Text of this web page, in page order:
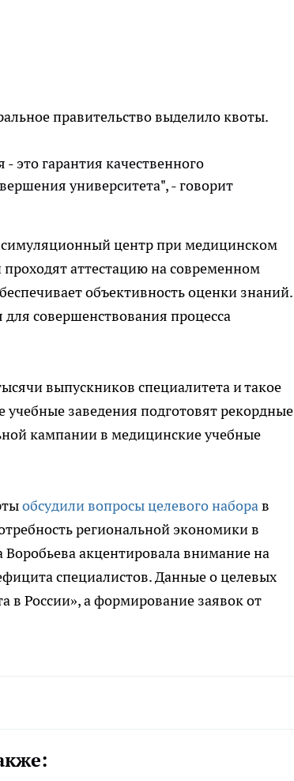
правительство выделило квоты.
это гарантия качественного
университета", - говорит
симуляционный центр при медицинском
аттестацию на современном
объективность оценки знаний.
совершенствования процесса
выпускников специалитета и такое
учебные заведения подготовят рекордные
кампании в медицинские учебные
обсудили вопросы целевого наборав
региональной экономики в
акцентировала внимание на
специалистов. Данные о целевых
в России», а формирование заявок от